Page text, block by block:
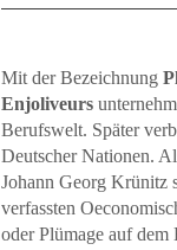
Mit der Bezeichnung
Enjoliveurs
Berufswelt. Später
Deutscher Nationen.
Johann Georg Krünitz
verfassten
oder Plümage auf dem